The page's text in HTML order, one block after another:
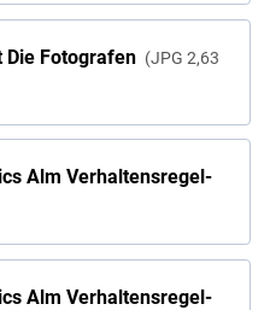
Die Fotografen JPG 2,63
Alm Verhaltensregel-
Alm Verhaltensregel-